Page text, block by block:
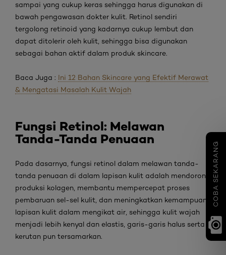
COBA SEKARANG
sampai yang cukup keras sehingga harus digunakan di
bawah pengawasan dokter kulit. Retinol sendiri
tergolong retinoid yang kadarnya cukup lembut dan
dapat ditolerir oleh kulit, sehingga bisa digunakan
sebagai bahan aktif dalam produk skincare.
Baca Juga : Ini 12 Bahan Skincare yang Efektif Merawat
& Mengatasi Masalah Kulit Wajah
Fungsi Retinol: Melawan
Tanda-Tanda Penuaan
Pada dasarnya, fungsi retinol dalam melawan tanda-
tanda penuaan di dalam lapisan kulit adalah mendorong
produksi kolagen, membantu mempercepat proses
pembaruan sel-sel kulit, dan meningkatkan kemampuan
lapisan kulit dalam mengikat air, sehingga kulit wajah
menjadi lebih kenyal dan elastis, garis-garis halus serta
kerutan pun tersamarkan.